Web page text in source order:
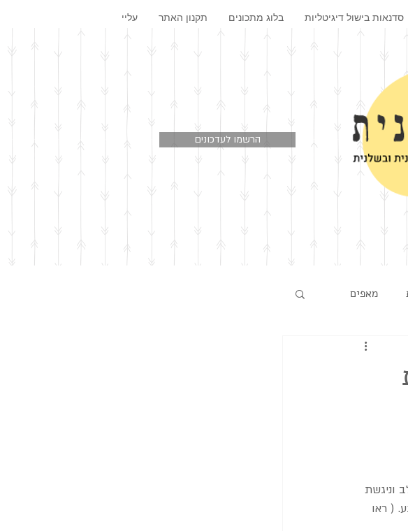
סדנאות בישול דיגיטליות בלוג מתכונים תקנון האתר עליי
הרשמו לעדכונים
מאפים
וניגשת
( ראו